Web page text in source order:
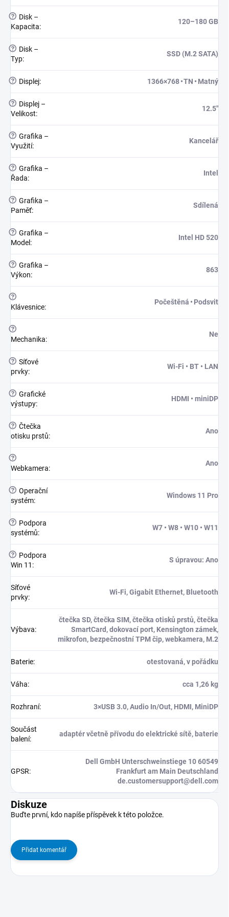
?
Disk –
Kapacita:
120–180 GB
?
Disk –
Typ:
SSD (M.2 SATA)
? Displej: 1366×768 • TN • Matný
?
Displej –
Velikost:
12.5"
? Grafika –
Využití:
Kancelář
? Grafika –
Řada:
Intel
? Grafika –
Paměť:
Sdílená
? Grafika –
Model :
Intel HD 520
? Grafika –
Výkon:
863
?
Klávesnice:
Počeštěná • Podsvit
?
Mechanika:
Ne
? Síťové
prvky:
Wi-Fi • BT • LAN
? Grafické
výstupy:
HDMI • miniDP
? Čtečka
otisku prstů:
Ano
?
Webkamera:
Ano
? Operační
systém:
Windows 11 Pro
?
Podpora
systémů:
W7 • W8 • W10 • W11
?
Podpora
Win 11 :
S úpravou: Ano
Síťové
prvky:
Wi-Fi, Gigabit Ethernet, Bluetooth
Výbava:
čtečka SD, čtečka SIM, čtečka otisků prstů, čtečka
SmartCard, dokovací port, Kensington zámek,
mikrofon, bezpečnostní TPM čip, webkamera, M.2
Baterie: otestovaná, v pořádku
Váha: cca 1,26 kg
Rozhraní: 3×USB 3.0, Audio In/Out, HDMI, MiniDP
Součást
balení:
adaptér včetně přívodu do elektrické sítě, baterie
GPSR:
Dell GmbH Unterschweinstiege 10 60549
Frankfurt am Main Deutschland
de.customersupport@dell.com
Diskuze
Buďte první, kdo napíše příspěvek k této položce.
Přidat komentář